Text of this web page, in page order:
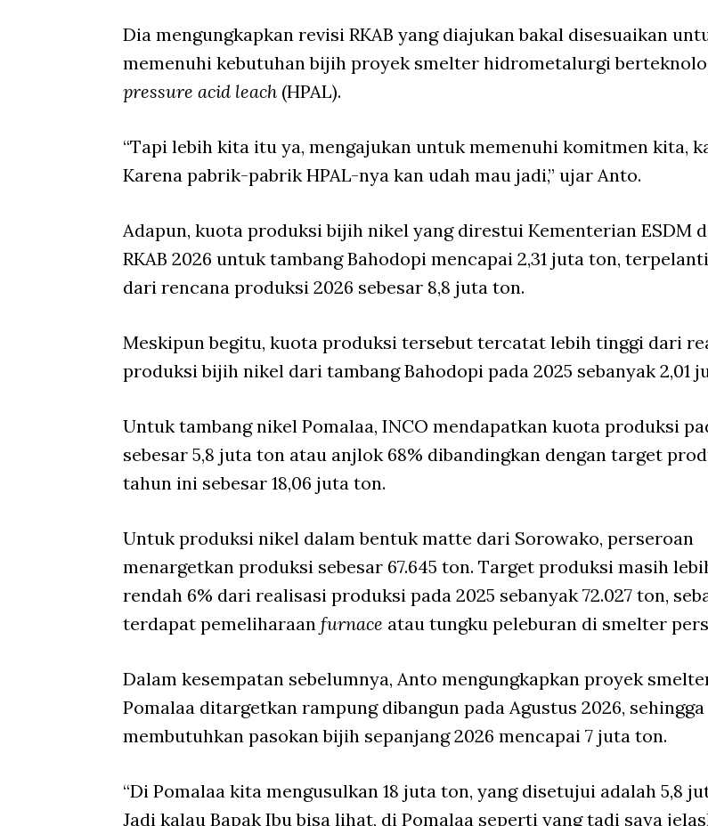
Dia mengungkapkan revisi RKAB yang diajukan bakal disesuaikan
memenuhi kebutuhan bijih proyek smelter hidrometalurgi
pressure acid leach (HPAL).
“Tapi lebih kita itu ya, mengajukan untuk memenuhi komitmen kita,
Karena pabrik-pabrik HPAL-nya kan udah mau jadi,” ujar Anto.
Adapun, kuota produksi bijih nikel yang direstui Kementerian ESDM
RKAB 2026 untuk tambang Bahodopi mencapai 2,31 juta ton,
dari rencana produksi 2026 sebesar 8,8 juta ton.
Meskipun begitu, kuota produksi tersebut tercatat lebih tinggi dari
produksi bijih nikel dari tambang Bahodopi pada 2025 sebanyak 2,01
Untuk tambang nikel Pomalaa, INCO mendapatkan kuota produksi
sebesar 5,8 juta ton atau anjlok 68% dibandingkan dengan target
tahun ini sebesar 18,06 juta ton.
Untuk produksi nikel dalam bentuk matte dari Sorowako, perseroan
menargetkan produksi sebesar 67.645 ton. Target produksi masih
rendah 6% dari realisasi produksi pada 2025 sebanyak 72.027 ton,
terdapat pemeliharaan furnace atau tungku peleburan di smelter
Dalam kesempatan sebelumnya, Anto mengungkapkan proyek
Pomalaa ditargetkan rampung dibangun pada Agustus 2026, sehingga
membutuhkan pasokan bijih sepanjang 2026 mencapai 7 juta ton.
“Di Pomalaa kita mengusulkan 18 juta ton, yang disetujui adalah 5,8
Jadi kalau Bapak Ibu bisa lihat, di Pomalaa seperti yang tadi saya